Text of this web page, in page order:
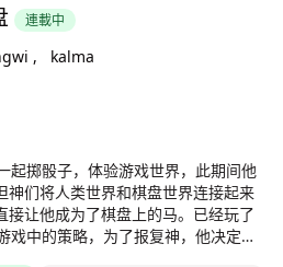
連載中
,
kalma
起掷骰子，体验游戏世界，此期间他
神们将人类世界和棋盘世界连接起来
接让他成为了棋盘上的马。已经玩了
戏中的策略，为了报复神，他决定达